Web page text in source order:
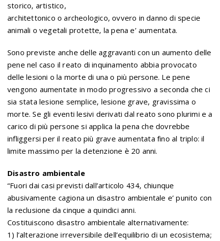
storico, artistico,
architettonico o archeologico, ovvero in danno di specie
animali o vegetali protette, la pena e’ aumentata.
Sono previste anche delle aggravanti con un aumento delle
pene nel caso il reato di inquinamento abbia provocato
delle lesioni o la morte di una o più persone. Le pene
vengono aumentate in modo progressivo a seconda che ci
sia stata lesione semplice, lesione grave, gravissima o
morte. Se gli eventi lesivi derivati dal reato sono plurimi e a
carico di più persone si applica la pena che dovrebbe
infliggersi per il reato più grave aumentata fino al triplo: il
limite massimo per la detenzione è 20 anni.
Disastro ambientale
“Fuori dai casi previsti dall’articolo 434, chiunque
abusivamente cagiona un disastro ambientale e’ punito con
la reclusione da cinque a quindici anni.
Costituiscono disastro ambientale alternativamente:
1) l’alterazione irreversibile dell’equilibrio di un ecosistema;